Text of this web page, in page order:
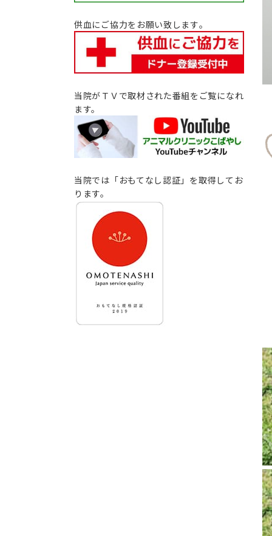
供血にご協力をお願い致します｡
当院がＴＶで取材された番組をご覧になれ
ます。
当院では「おもてなし認証」を取得してお
ります。